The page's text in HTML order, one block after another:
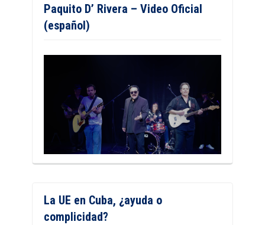
Paquito D’ Rivera – Video Oficial
(español)
La UE en Cuba, ¿ayuda o
complicidad?